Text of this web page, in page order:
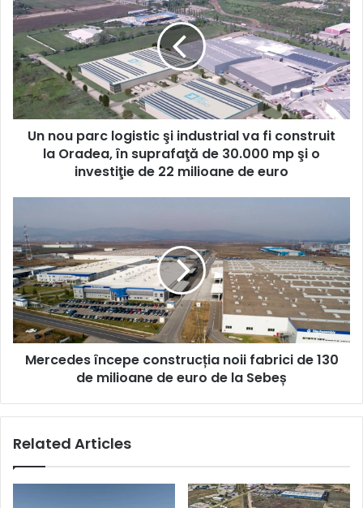
parc
logistic
şi
industrial
va
fi
construit
Oradea,
mp
şi
o
investiţie
de
22
milioane
Un nou parc logistic şi industrial va fi construit
la Oradea, în suprafaţă de 30.000 mp şi o
investiţie de 22 milioane de euro
construcția
noii
fabrici
de
130
de
milioane
Mercedes începe construcția noii fabrici de 130
de milioane de euro de la Sebeș
Related Articles